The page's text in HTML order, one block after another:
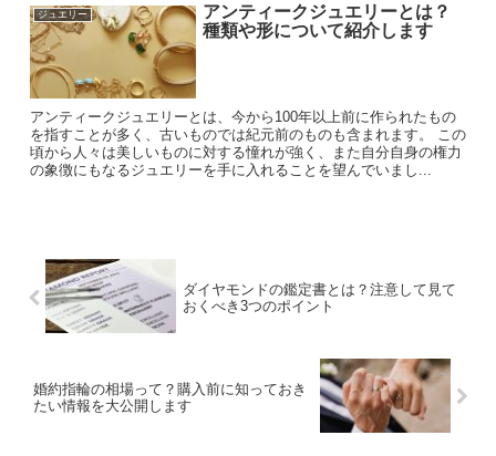
ジュエリー
アンティークジュエリーとは？
種類や形について紹介します
アンティークジュエリーとは、今から100年以上前に作られたもの
を指すことが多く、古いものでは紀元前のものも含まれます。 この
頃から人々は美しいものに対する憧れが強く、また自分自身の権力
の象徴にもなるジュエリーを手に入れることを望んでいまし...
ダイヤモンドの鑑定書とは？注意して見て
おくべき3つのポイント
婚約指輪の相場って？購入前に知っておき
たい情報を大公開します